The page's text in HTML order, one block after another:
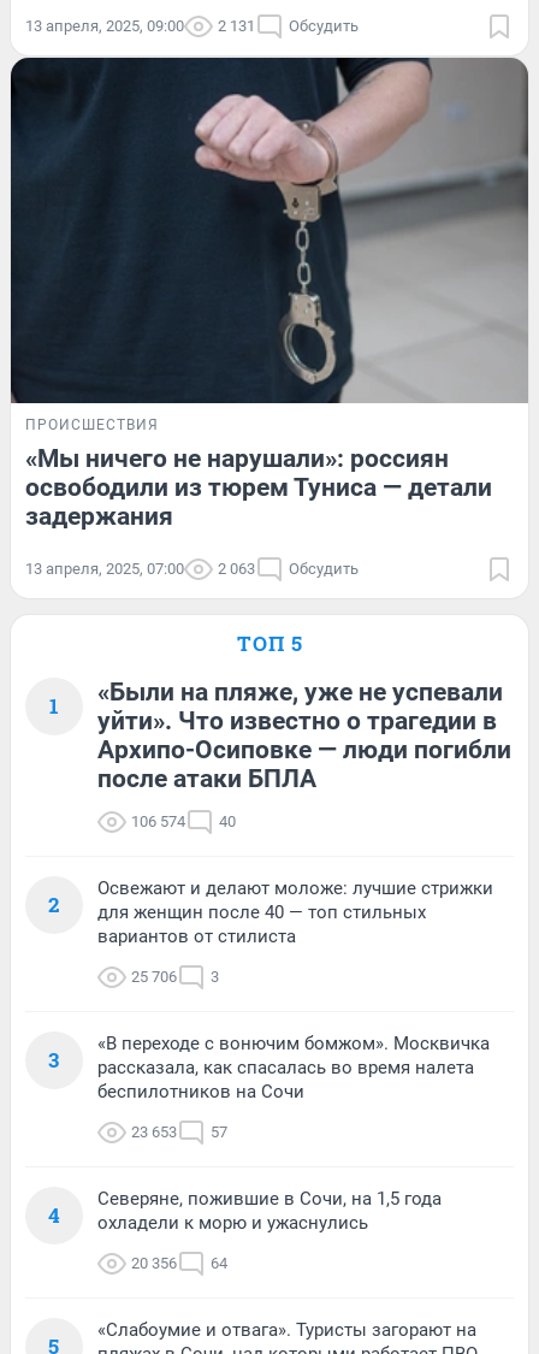
13 апреля, 2025, 09:00 2 131 Обсудить
ПРОИСШЕСТВИЯ
«Мы ничего не нарушали»: россиян
освободили из тюрем Туниса — детали
задержания
13 апреля, 2025, 07:00 2 063 Обсудить
ТОП 5
1
«Были на пляже, уже не успевали
уйти». Что известно о трагедии в
Архипо-Осиповке — люди погибли
после атаки БПЛА
106 574 40
2
Освежают и делают моложе: лучшие стрижки
для женщин после 40 — топ стильных
вариантов от стилиста
25 706 3
3
«В переходе с вонючим бомжом». Москвичка
рассказала, как спасалась во время налета
беспилотников на Сочи
23 653 57
4
Северяне, пожившие в Сочи, на 1,5 года
охладели к морю и ужаснулись
20 356 64
5
«Слабоумие и отвага». Туристы загорают на